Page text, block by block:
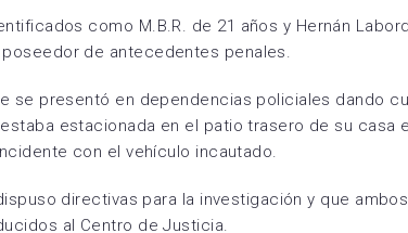
como M.B.R. de 21 años y Hernán
poseedor de antecedentes penales.
se presentó en dependencias policiales dando
estacionada en el patio trasero de su casa
con el vehículo incautado.
directivas para la investigación y que ambos
al Centro de Justicia.